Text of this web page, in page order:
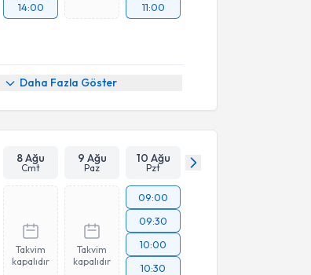
14:00
11:00
Daha Fazla Göster
8 Ağu
Cmt
9 Ağu
Paz
10 Ağu
Pzt
Takvim
kapalıdır
Takvim
kapalıdır
09:00
09:30
10:00
10:30